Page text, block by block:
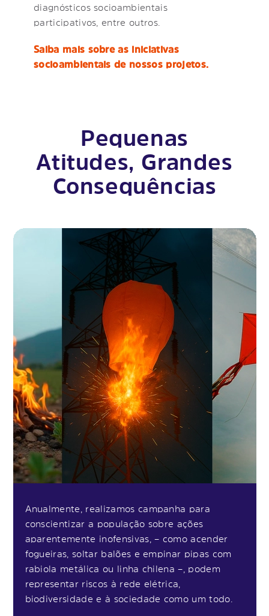
diagnósticos socioambientais
participativos, entre outros.
Saiba mais sobre as iniciativas
socioambientais de nossos projetos.
Pequenas
Atitudes, Grandes
Consequências
Anualmente, realizamos campanha para
conscientizar a população sobre ações
aparentemente inofensivas, – como acender
fogueiras, soltar balões e empinar pipas com
rabiola metálica ou linha chilena –, podem
representar riscos à rede elétrica,
biodiversidade e à sociedade como um todo.